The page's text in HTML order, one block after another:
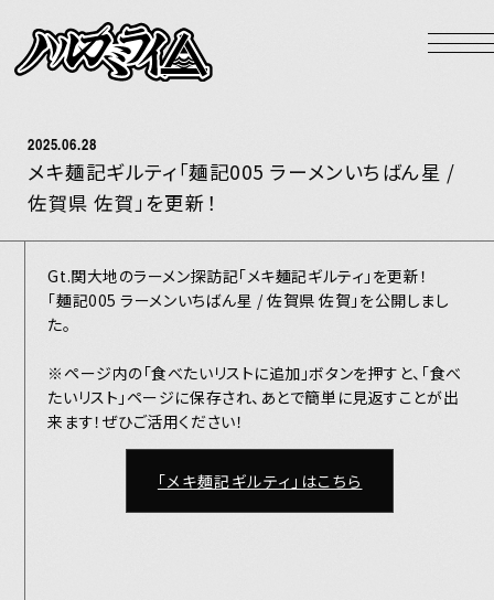
NEWS
BIOGRAPHY
DISCOGRAPHY
VIDEO
GOODS
HOME
Instagram YouTube LINE MUSIC Apple Music
2025.06.28
メキ麺記ギルティ「麺記005 ラーメンいちばん星 /
佐賀県 佐賀」を更新！
Gt.関大地のラーメン探訪記「メキ麺記ギルティ」を更新！
「麺記005 ラーメンいちばん星 / 佐賀県 佐賀」を公開しまし
た。
※ページ内の「食べたいリストに追加」ボタンを押すと、「食べ
たいリスト」ページに保存され、あとで簡単に見返すことが出
来ます！ぜひご活用ください！
「メキ麺記ギルティ」はこちら